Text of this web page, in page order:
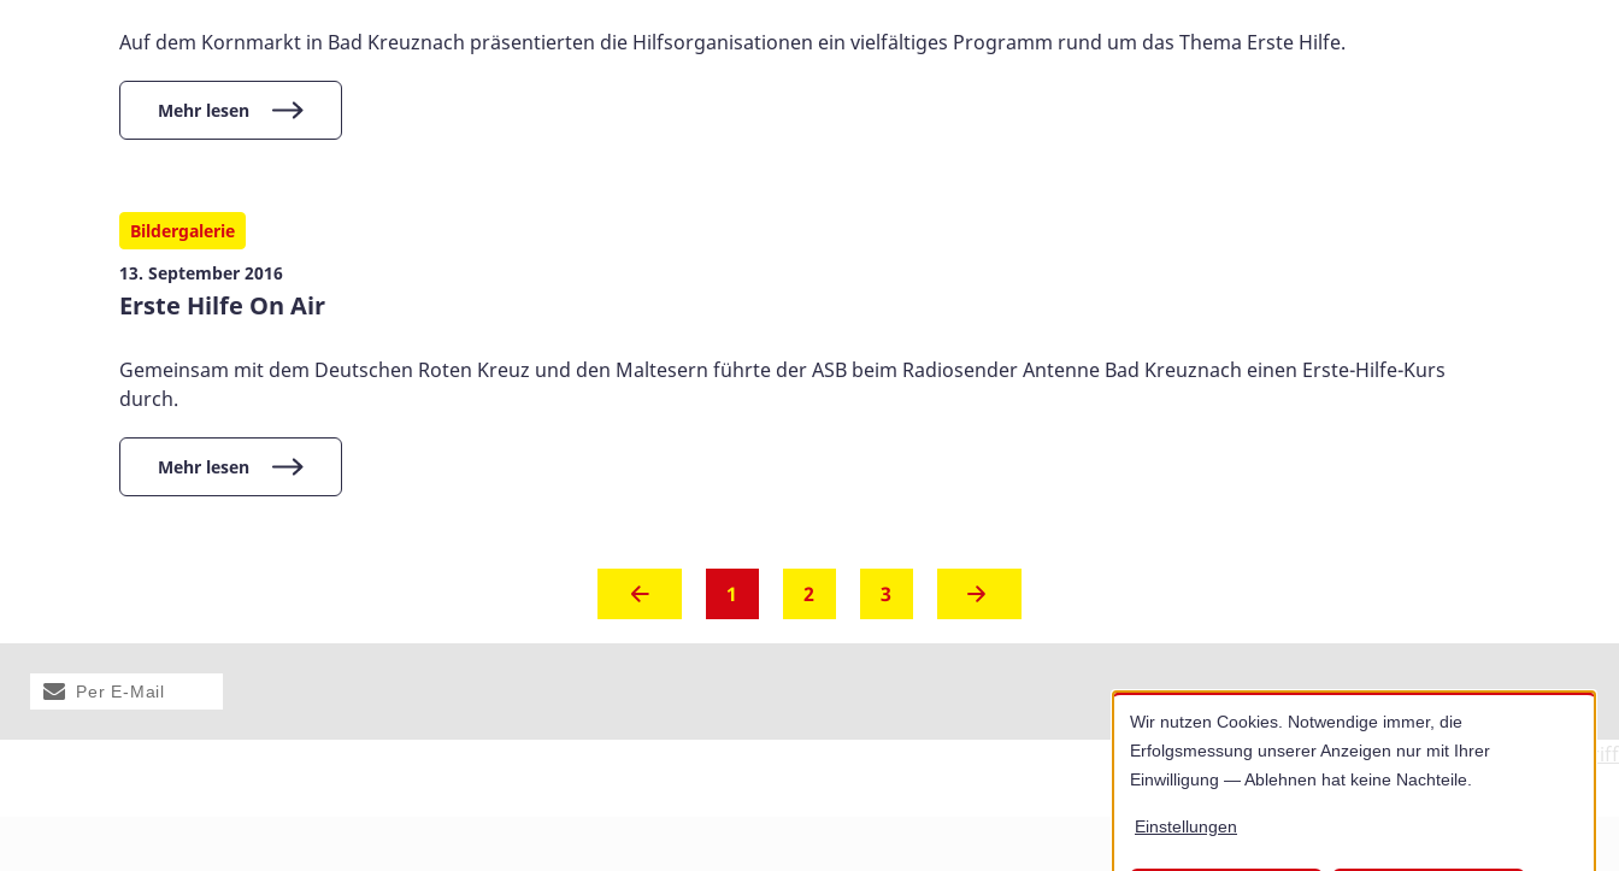
Auf dem Kornmarkt in Bad Kreuznach präsentierten die Hilfsorganisationen ein vielfältiges Programm rund um das Thema Erste Hilfe.
Mehr lesen
Bildergalerie
13. September 2016
Erste Hilfe On Air
Gemeinsam mit dem Deutschen Roten Kreuz und den Maltesern führte der ASB beim Radiosender Antenne Bad Kreuznach einen Erste-Hilfe-Kurs
durch.
Mehr lesen
1 (aktuell)
2 3
Per E-Mail
datenschutzkonform mit Shariff
Wir nutzen Cookies. Notwendige immer, die
Erfolgsmessung unserer Anzeigen nur mit Ihrer
Einwilligung — Ablehnen hat keine Nachteile.
Einstellungen